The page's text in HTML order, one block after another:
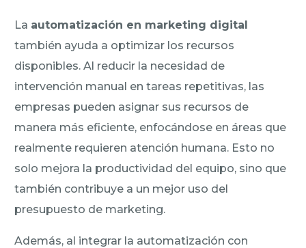
La automatización en marketing digital
también ayuda a optimizar los recursos
disponibles. Al reducir la necesidad de
intervención manual en tareas repetitivas, las
empresas pueden asignar sus recursos de
manera más eficiente, enfocándose en áreas que
realmente requieren atención humana. Esto no
solo mejora la productividad del equipo, sino que
también contribuye a un mejor uso del
presupuesto de marketing.
Además, al integrar la automatización con